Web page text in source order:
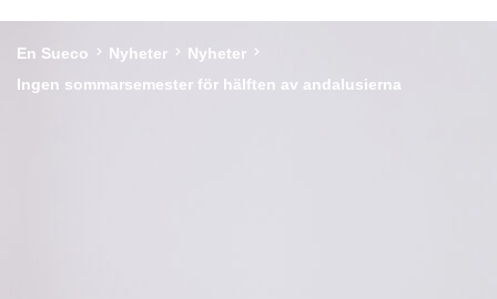
En Sueco Nyheter
Nyheter
Ingen sommarsemester för hälften av andalusierna